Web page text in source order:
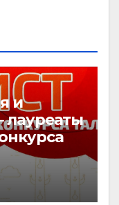
и
лауреаты